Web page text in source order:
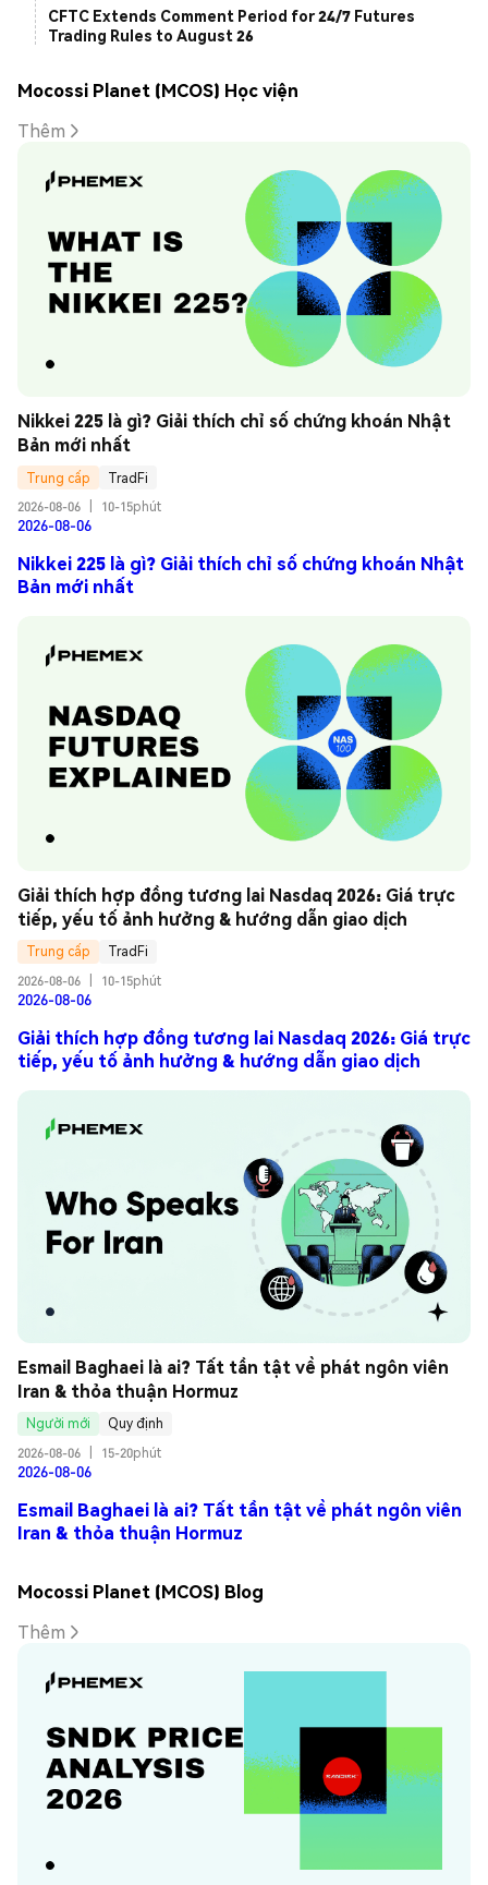
CFTC Extends Comment Period for 24/7 Futures
Trading Rules to August 26
Mocossi Planet (MCOS) Học viện
Thêm
Nikkei 225 là gì? Giải thích chỉ số chứng khoán Nhật
Bản mới nhất
Trung cấp
TradFi
2026-08-06
10-15phút
2026-08-06
Nikkei 225 là gì? Giải thích chỉ số chứng khoán Nhật
Bản mới nhất
Giải thích hợp đồng tương lai Nasdaq 2026: Giá trực
tiếp, yếu tố ảnh hưởng & hướng dẫn giao dịch
Trung cấp
TradFi
2026-08-06
10-15phút
2026-08-06
Giải thích hợp đồng tương lai Nasdaq 2026: Giá trực
tiếp, yếu tố ảnh hưởng & hướng dẫn giao dịch
Esmail Baghaei là ai? Tất tần tật về phát ngôn viên
Iran & thỏa thuận Hormuz
Người mới
Quy định
2026-08-06
15-20phút
2026-08-06
Esmail Baghaei là ai? Tất tần tật về phát ngôn viên
Iran & thỏa thuận Hormuz
Mocossi Planet (MCOS) Blog
Thêm